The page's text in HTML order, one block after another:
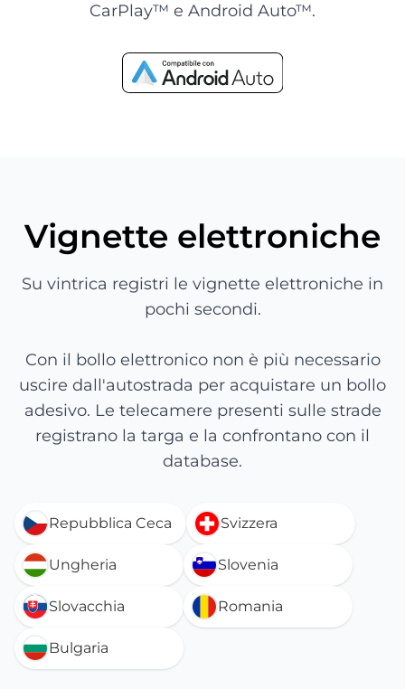
CarPlay™ e Android Auto™.
Vignette elettroniche
Su vintrica registri le vignette elettroniche in
pochi secondi.
Con il bollo elettronico non è più necessario
uscire dall'autostrada per acquistare un bollo
adesivo. Le telecamere presenti sulle strade
registrano la targa e la confrontano con il
database.
Repubblica Ceca Svizzera
Ungheria Slovenia
Slovacchia Romania
Bulgaria